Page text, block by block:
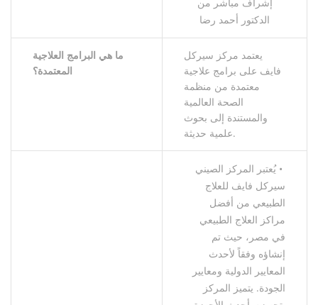
الدكتور أحمد رضا
ما هي البرامج العلاجية
المعتمدة؟
يعتمد مركز سيركل
فايف على برامج علاجية
معتمدة من منظمة
الصحة العالمية
والمستندة إلى بحوث
علمية حديثة.
• يُعتبر المركز الصيني
سيركل فايف للعلاج
الطبيعي من أفضل
مراكز العلاج الطبيعي
في مصر، حيث تم
إنشاؤه وفقاً لأحدث
المعايير الدولية ومعايير
الجودة. يتميز المركز